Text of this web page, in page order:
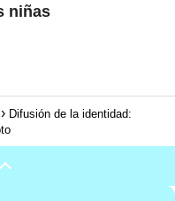
niñas
Difusión de la identidad: